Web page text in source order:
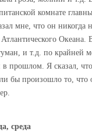
комнате
мне, что он никогда
Океана.
и т.д. по крайней
прошлом. Я сказал,
бы произошло то, что
среда